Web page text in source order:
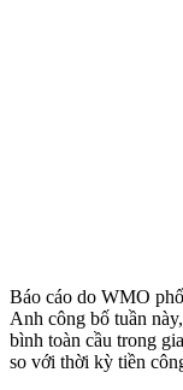
Báo cáo do WMO
Anh công bố tuần
bình toàn cầu trong
so với thời kỳ tiền